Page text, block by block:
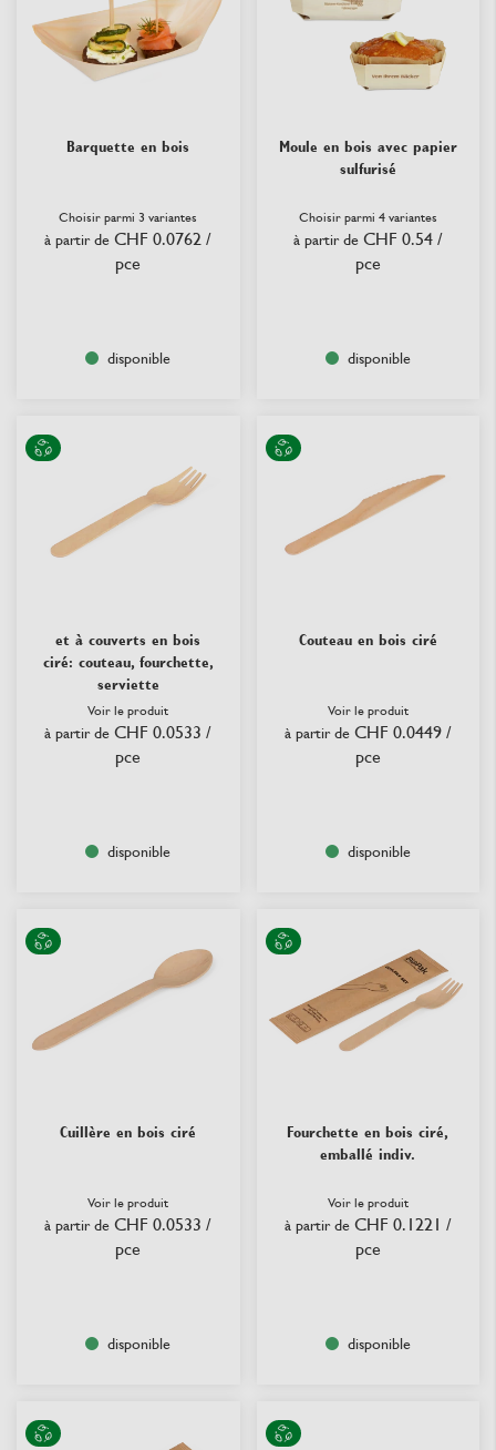
Barquette en bois
Choisir parmi 3 variantes
à partir de CHF 0.0762 /
pce
disponible
Moule en bois avec papier
sulfurisé
Choisir parmi 4 variantes
à partir de CHF 0.54 /
pce
disponible
et à couverts en bois
ciré: couteau, fourchette,
serviette
Voir le produit
à partir de CHF 0.0533 /
pce
disponible
Couteau en bois ciré
Voir le produit
à partir de CHF 0.0449 /
pce
disponible
Cuillère en bois ciré
Voir le produit
à partir de CHF 0.0533 /
pce
disponible
Fourchette en bois ciré,
emballé indiv.
Voir le produit
à partir de CHF 0.1221 /
pce
disponible